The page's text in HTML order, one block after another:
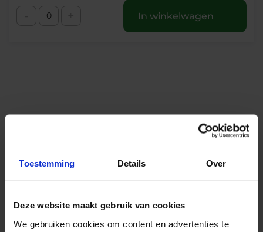
Toestemming Details Over
Deze website maakt gebruik van cookies
We gebruiken cookies om content en advertenties te
In winkelwagen